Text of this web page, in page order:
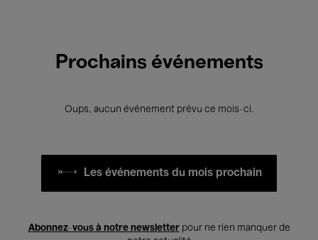
Prochains événements
Oups, aucun événement prévu ce mois-ci.
Les événements du mois prochain
Abonnez-vous à notre newsletterpour ne rien manquer de